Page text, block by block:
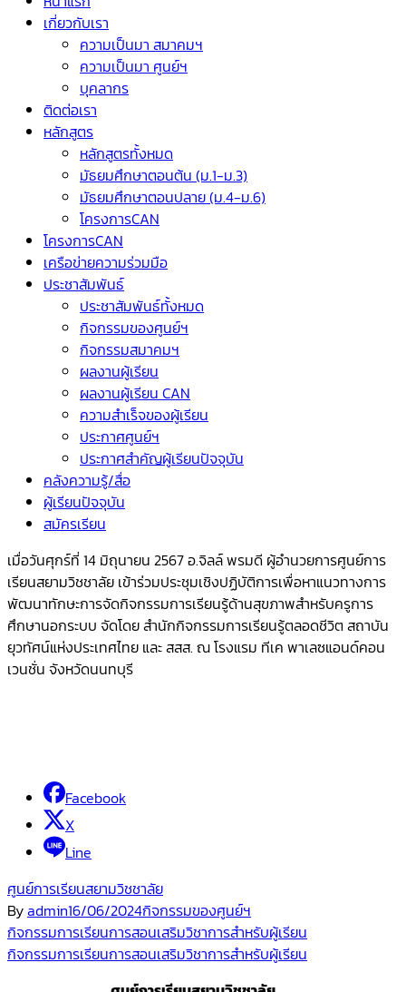
เกี่ยวกับเรา
ความเป็นมา สมาคมฯ
ความเป็นมา ศูนย์ฯ
บุคลากร
ติดต่อเรา
หลักสูตร
หลักสูตรทั้งหมด
มัธยมศึกษาตอนต้น (ม.1-ม.3)
มัธยมศึกษาตอนปลาย (ม.4-ม.6)
โครงการCAN
โครงการCAN
เครือข่ายความร่วมมือ
ประชาสัมพันธ์
ประชาสัมพันธ์ทั้งหมด
กิจกรรมของศูนย์ฯ
กิจกรรมสมาคมฯ
ผลงานผู้เรียน
ผลงานผู้เรียน CAN
ความสำเร็จของผู้เรียน
ประกาศศูนย์ฯ
ประกาศสำคัญผู้เรียนปัจจุบัน
คลังความรู้/สื่อ
ผู้เรียนปัจจุบัน
สมัครเรียน
เมื่อวันศุกร์ที่ 14 มิถุนายน 2567 อ.จิลล์ พรมดี ผู้อำนวยการศูนย์การ
เรียนสยามวิชชาลัย เข้าร่วมประชุมเชิงปฏิบัติการเพื่อหาแนวทางการ
พัฒนาทักษะการจัดกิจกรรมการเรียนรู้ด้านสุขภาพสำหรับครูการ
ศึกษานอกระบบ จัดโดย สำนักกิจกรรมการเรียนรู้ตลอดชีวิต สถาบัน
ยุวทัศน์แห่งประเทศไทย และ สสส. ณ โรงแรม ทีเค พาเลซแอนด์คอน
เวนชั่น จังหวัดนนทบุรี
Facebook
X
Line
ศูนย์การเรียนสยามวิชชาลัย
Byadmin16/06/2024กิจกรรมของศูนย์ฯ
Post
navigation
กิจกรรมการเรียนการสอนเสริมวิชาการสำหรับผู้เรียน
กิจกรรมการเรียนการสอนเสริมวิชาการสำหรับผู้เรียน